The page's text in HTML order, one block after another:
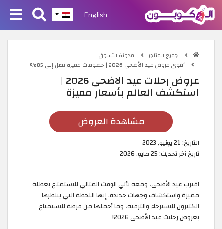
English
جميع المتاجر
مدونة التسوق
أقوى عروض عيد الأضحى 2026 | خصومات مميزة تصل إلى 85%
عروض رحلات عيد الاضحى 2026 |
استكشف العالم بأسعار مميزة
مشاهدة العروض
التاريخ:21 يونيو, 2023
تاريخ آخر تحديث:25 مايو, 2026
اقترب عيد الأضحى، ومعه يأتي الوقت المثالي للاستمتاع بعطلة
مميزة واستكشاف وجهات جديدة. إنها اللحظة التي ينتظرها
الكثيرون للاسترخاء والترفيه، وما أجملها من فرصة للاستمتاع
بعروض رحلات عيد الأضحى 2026!